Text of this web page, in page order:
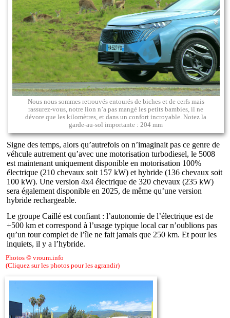
Nous nous sommes retrouvés entourés de biches et de cerfs mais
rassurez-vous, notre lion n’a pas mangé les petits bambies, il ne
dévore que les kilomètres, et dans un confort incroyable. Notez la
garde-au-sol importante : 204 mm
Signe des temps, alors qu’autrefois on n’imaginait pas ce genre de
véhcule autrement qu’avec une motorisation turbodiesel, le 5008
est maintenant uniquement disponible en motorisation 100%
électrique (210 chevaux soit 157 kW) et hybride (136 chevaux soit
100 kW). Une version 4x4 électrique de 320 chevaux (235 kW)
sera également disponible en 2025, de même qu’une version
hybride rechargeable.
Le groupe Caillé est confiant : l’autonomie de l’électrique est de
+500 km et correspond à l’usage typique local car n’oublions pas
qu’un tour complet de l’île ne fait jamais que 250 km. Et pour les
inquiets, il y a l’hybride.
Photos © vroum.info
(Cliquez sur les photos pour les agrandir)